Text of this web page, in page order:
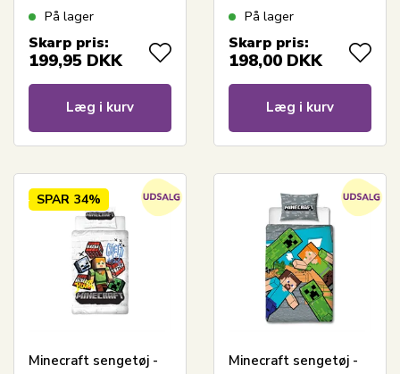
140x200 cm - Alex
På lager
Skarp pris:
199,95 DKK
Læg i kurv
140x200 cm - Alex og
På lager
Skarp pris:
198,00 DKK
Læg i kurv
SPAR 34%
Minecraft sengetøj -
Minecraft sengetøj -